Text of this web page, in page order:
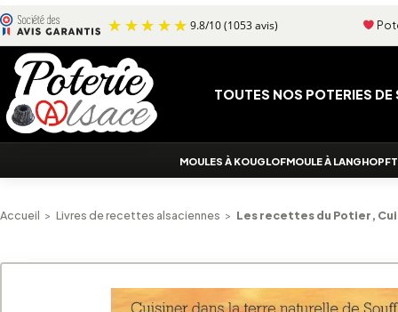
Aller au contenu
9.8/10(1053 avis)
TOUTES NOS POTERIES
MOULES À KOUGLOFMOULE À LANGHOPF
Accueil Livres de recettes alsaciennes Les recettes du Potier,
Alternative: